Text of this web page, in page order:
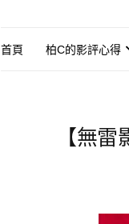
首頁 柏C的影評心得
【無